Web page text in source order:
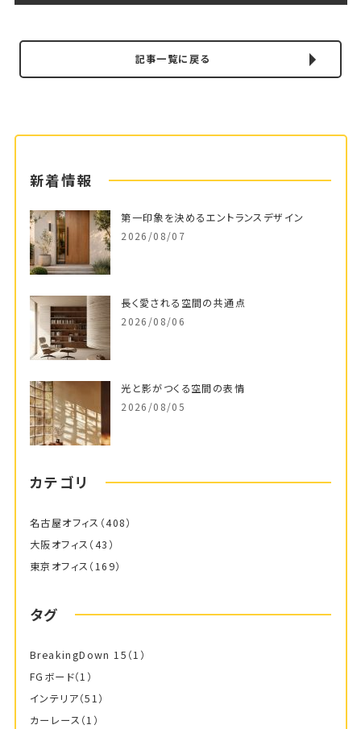
記事一覧に戻る
新着情報
第一印象を決めるエントランスデザイン
2026/08/07
長く愛される空間の共通点
2026/08/06
光と影がつくる空間の表情
2026/08/05
カテゴリ
名古屋オフィス （408）
大阪オフィス （43）
東京オフィス （169）
タグ
BreakingDown 15 （1）
FGボード（1）
インテリア（51）
カーレース （1）